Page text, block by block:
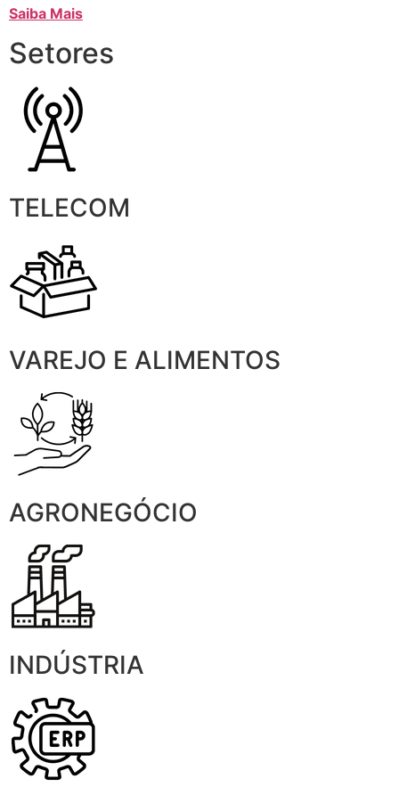
Saiba Mais
Setores
TELECOM
VAREJO E ALIMENTOS
AGRONEGÓCIO
INDÚSTRIA